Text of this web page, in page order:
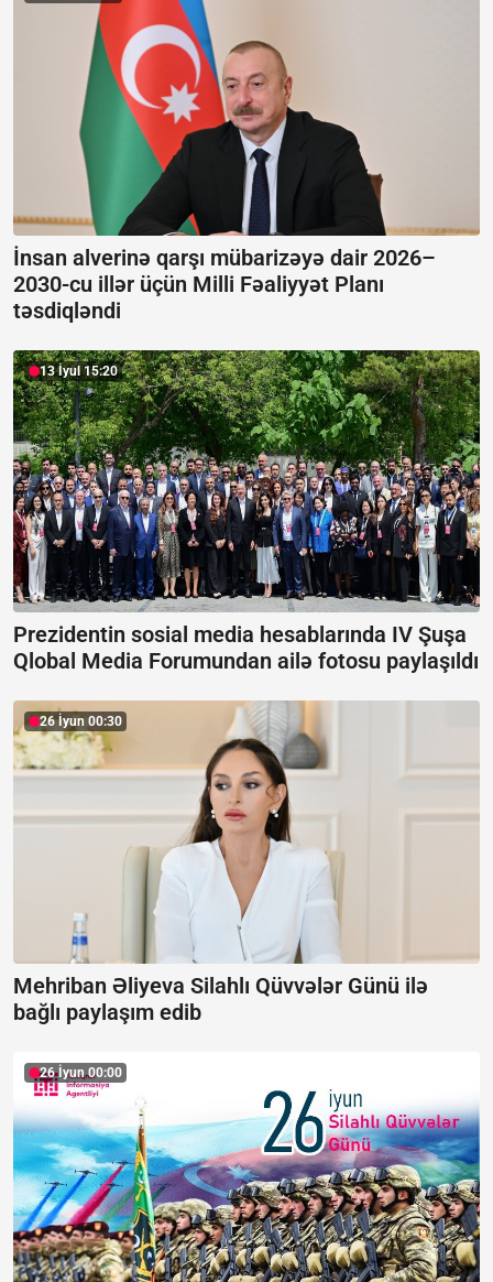
İnsan alverinə qarşı mübarizəyə dair 2026–
2030-cu illər üçün Milli Fəaliyyət Planı
təsdiqləndi
13 İyul 15:20
Prezidentin sosial media hesablarında IV Şuşa
Qlobal Media Forumundan ailə fotosu paylaşıldı
26 İyun 00:30
Mehriban Əliyeva Silahlı Qüvvələr Günü ilə
bağlı paylaşım edib
26 İyun 00:00